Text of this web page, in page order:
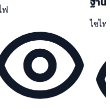
ฟ
ไซไฟ